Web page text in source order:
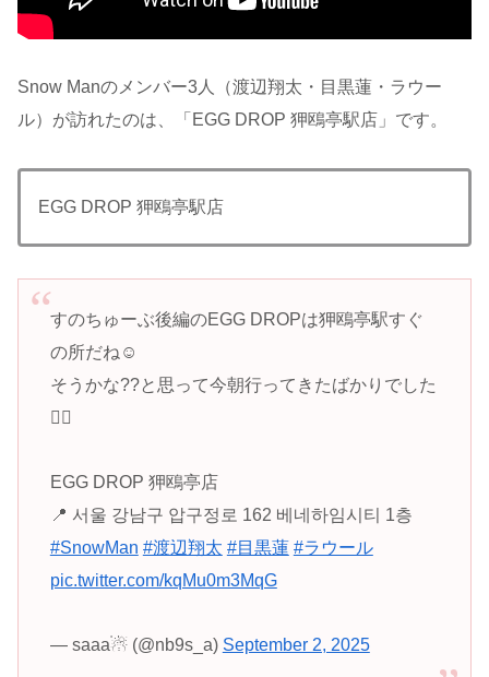
Snow Manのメンバー3人（渡辺翔太・目黒蓮・ラウー
ル）が訪れたのは、「EGG DROP 狎鴎亭駅店」です。
EGG DROP 狎鴎亭駅店
すのちゅーぶ後編のEGG DROPは狎鴎亭駅すぐ
の所だね☺️
そうかな??と思って今朝行ってきたばかりでした
👍🏻
EGG DROP 狎鴎亭店
📍 서울 강남구 압구정로 162 베네하임시티 1층
#SnowMan #渡辺翔太 #目黒蓮 #ラウール
pic.twitter.com/kqMu0m3MqG
— saaa☃︎ (@nb9s_a) September 2, 2025